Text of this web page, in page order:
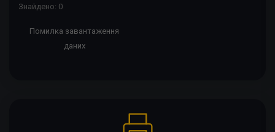
Знайдено: 0
Помилка завантаження
даних